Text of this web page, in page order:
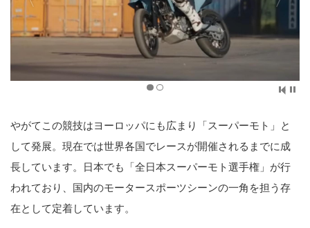
やがてこの競技はヨーロッパにも広まり「スーパーモト」と
して発展。現在では世界各国でレースが開催されるまでに成
長しています。日本でも「全日本スーパーモト選手権」が行
われており、国内のモータースポーツシーンの一角を担う存
在として定着しています。